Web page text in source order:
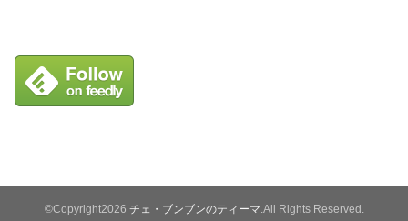
©Copyright2026 チェ・ブンブンのティーマ .All Rights Reserved.